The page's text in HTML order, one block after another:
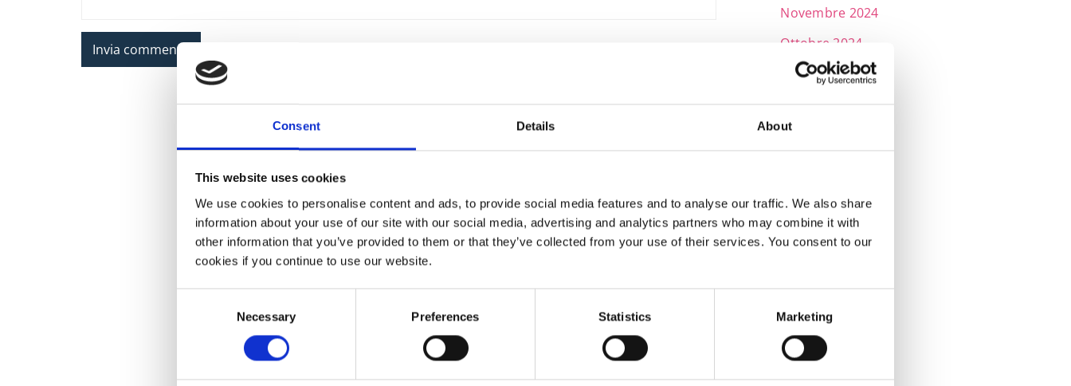
Consent Details About
This website uses cookies
We use cookies to personalise content and ads, to provide social media features and to analyse our traffic. We also share
information about your use of our site with our social media, advertising and analytics partners who may combine it with
other information that you’ve provided to them or that they’ve collected from your use of their services. You consent to our
cookies if you continue to use our website.
Necessary Preferences Statistics Marketing
Novembre 2024
Ottobre 2024
Settembre 2024
Giugno 2024
Aprile 2024
Febbraio 2024
Gennaio 2024
Novembre 2023
Ottobre 2023
Settembre 2023
Maggio 2023